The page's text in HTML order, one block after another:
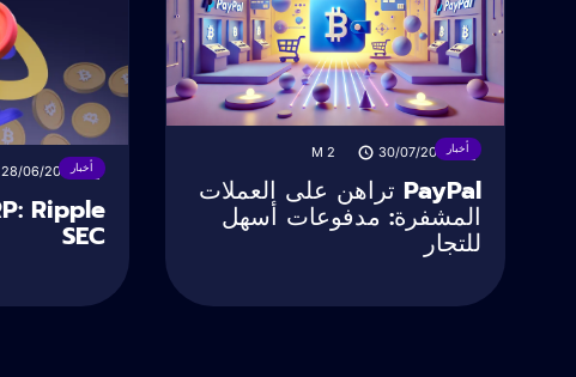
أخبار30/07/2025
2
M
PayPal تراهن على العملات
المشفرة: مدفوعات أسهل
للتجار
أخبار28/06/2025
SEC